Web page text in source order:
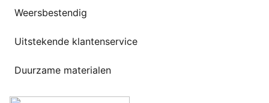
Nieuws
Events
Werken bij
Over ons
Weersbestendig
Uitstekende klantenservice
Duurzame materialen